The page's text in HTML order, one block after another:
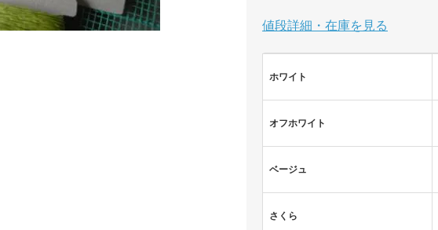
値段詳細・在庫を見る
ホワイト
オフホワイト
ベージュ
さくら